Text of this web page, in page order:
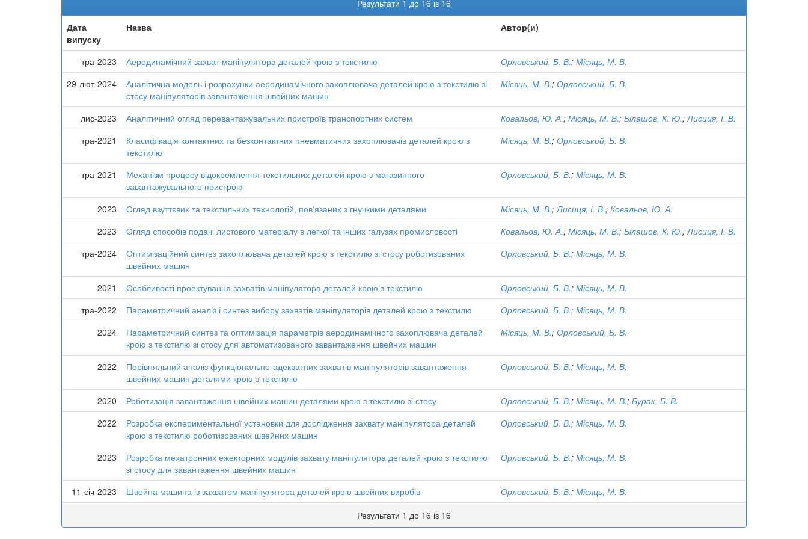
Результати 1 до 16 із 16
Дата
випуску
Назва Автор(и)
тра-2023 Аеродинамічний захват маніпулятора деталей крою з текстилю Орловський, Б. В.; Місяць, М. В.
29-лют-2024
Аналітична модель і розрахунки аеродинамічного захоплювача деталей крою з текстилю зі
стосу маніпуляторів завантаження швейних машин
Місяць, М. В.; Орловський, Б. В.
лис-2023 Аналітичний огляд перевантажувальних пристроїв транспортних систем Ковальов, Ю. А.; Місяць, М. В.; Білашов, К. Ю.;Лисиця, І. В.
тра-2021
Класифікація контактних та безконтактних пневматичних захоплювачів деталей крою з
текстилю
Місяць, М. В.; Орловський, Б. В.
тра-2021
Механізм процесу відокремлення текстильних деталей крою з магазинного
завантажувального пристрою
Орловський, Б. В.; Місяць, М. В.
2023 Огляд взуттєвих та текстильних технологій, пов'язаних з гнучкими деталями Місяць, М. В.;Лисиця, І. В.; Ковальов, Ю. А.
2023
Огляд способів подачі листового матеріалу в легкої та інших галузях промисловості Ковальов, Ю. А.; Місяць, М. В.; Білашов, К. Ю.;Лисиця, І. В.
тра-2024
Оптимізаційний синтез захоплювача деталей крою з текстилю зі стосу роботизованих
швейних машин
Орловський, Б. В.; Місяць, М. В.
2021 Особливості проектування захватів маніпулятора деталей крою з текстилю Орловський, Б. В.; Місяць, М. В.
тра-2022
Параметричний аналіз і синтез вибору захватів маніпуляторів деталей крою з текстилю Орловський, Б. В.; Місяць, М. В.
2024
Параметричний синтез та оптимізація параметрів аеродинамічного захоплювача деталей
крою з текстилю зі стосу для автоматизованого завантаження швейних машин
Місяць, М. В.; Орловський, Б. В.
2022
Порівняльний аналіз функціонально-адекватних захватів маніпуляторів завантаження
швейних машин деталями крою з текстилю
Орловський, Б. В.; Місяць, М. В.
2020 Роботизація завантаження швейних машин деталями крою з текстилю зі стосу Орловський, Б. В.; Місяць, М. В.; Бурак, Б. В.
2022
Розробка експериментальної установки для дослідження захвату маніпулятора деталей
крою з текстилю роботизованих швейних машин
Орловський, Б. В.; Місяць, М. В.
2023
Розробка мехатронних ежекторних модулів захвату маніпулятора деталей крою з текстилю
зі стосу для завантаження швейних машин
Орловський, Б. В.; Місяць, М. В.
11-січ-2023 Швейна машина із захватом маніпулятора деталей крою швейних виробів Орловський, Б. В.; Місяць, М. В.
Результати 1 до 16 із 16